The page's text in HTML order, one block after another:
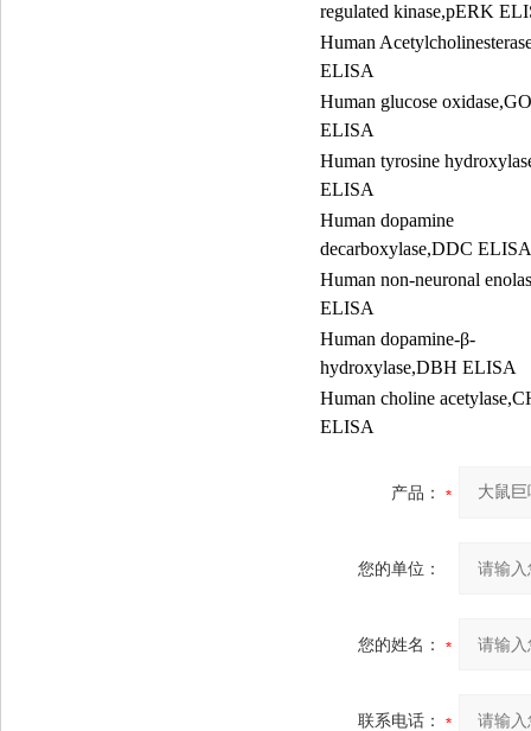
regulated kinase,pERK
Human
ELISA
Human glucose
ELISA
Human tyrosine
ELISA
Human dopamine
decarboxylase,DDC ELISA
Human non-neuronal
ELISA
Human dopamine-β-
hydroxylase,DBH ELISA
Human choline
ELISA
产品：
您的单位：
您的姓名：
联系电话：